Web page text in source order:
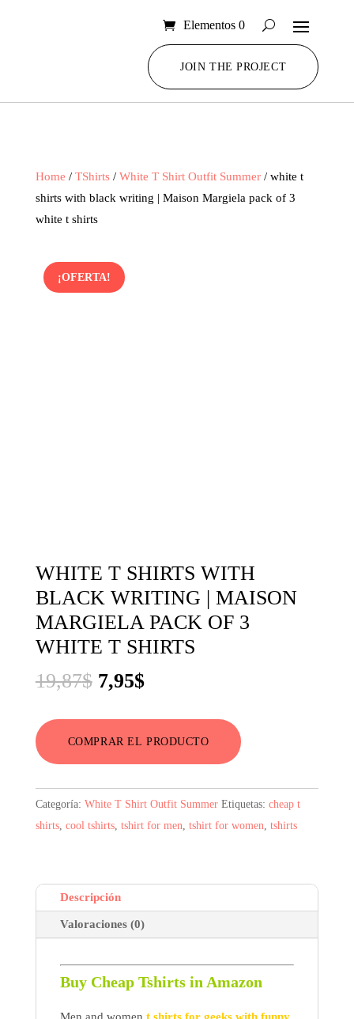
Elementos 0
JOIN THE PROJECT
Home / TShirts/ White T Shirt Outfit Summer/ white t
shirts with black writing | Maison Margiela pack of 3
white t shirts
¡OFERTA!
WHITE T SHIRTS WITH
BLACK WRITING | MAISON
MARGIELA PACK OF 3
WHITE T SHIRTS
19,87$ El
original
era:
19,87$.
7,95$El
actual
es:
7,95$.
COMPRAR EL PRODUCTO
Categoría: White T Shirt Outfit Summer Etiquetas: cheap t
shirts, cool tshirts, tshirt for men, tshirt for women, tshirts
Descripción
Valoraciones (0)
Buy Cheap Tshirts in Amazon